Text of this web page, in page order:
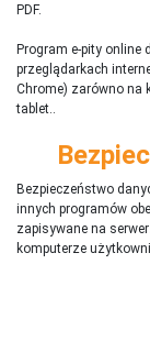
PDF.
Program e-pity online
przeglądarkach
Chrome) zarówno na
tablet..
Bezpieczeństwo
innych programów
zapisywane na
komputerze